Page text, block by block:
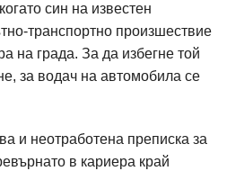
син на известен
транспортно произшествие
на града. За да избегне той
за водач на автомобила се
и неотработена преписка за
в кариера край